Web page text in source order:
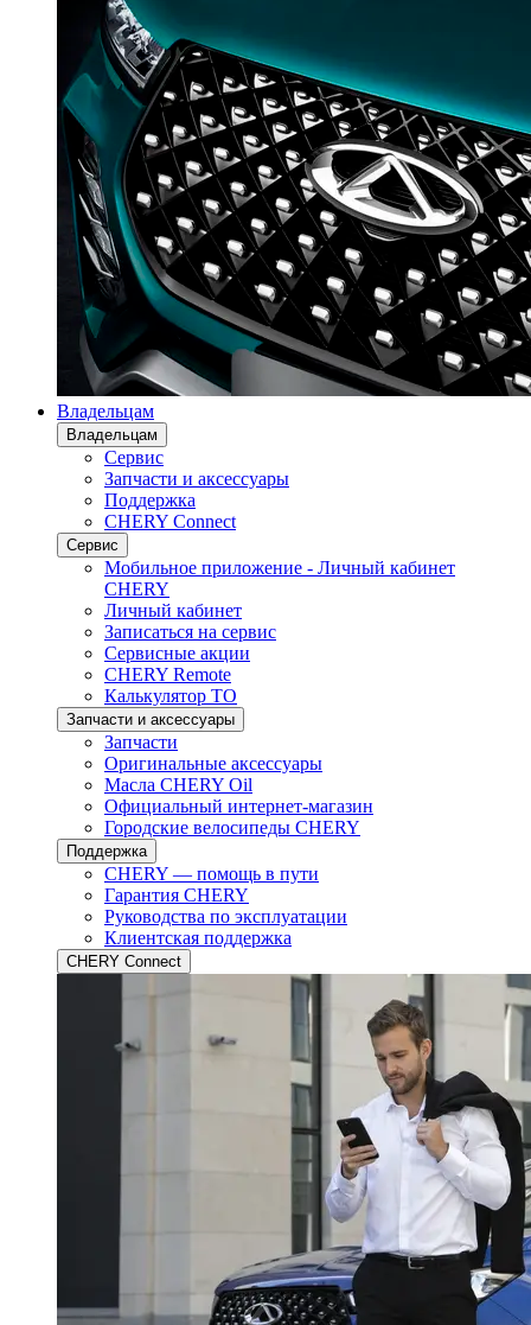
Владельцам
Владельцам
Сервис
Запчасти и аксессуары
Поддержка
CHERY Connect
Сервис
Мобильное приложение - Личный кабинет
CHERY
Личный кабинет
Записаться на сервис
Сервисные акции
CHERY Remote
Калькулятор ТО
Запчасти и аксессуары
Запчасти
Оригинальные аксессуары
Масла CHERY Oil
Официальный интернет-магазин
Городские велосипеды CHERY
Поддержка
CHERY — помощь в пути
Гарантия CHERY
Руководства по эксплуатации
Клиентская поддержка
CHERY Connect